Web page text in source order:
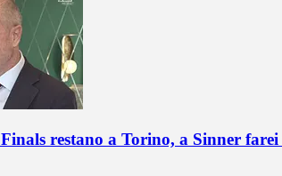
restano a Torino, a Sinner